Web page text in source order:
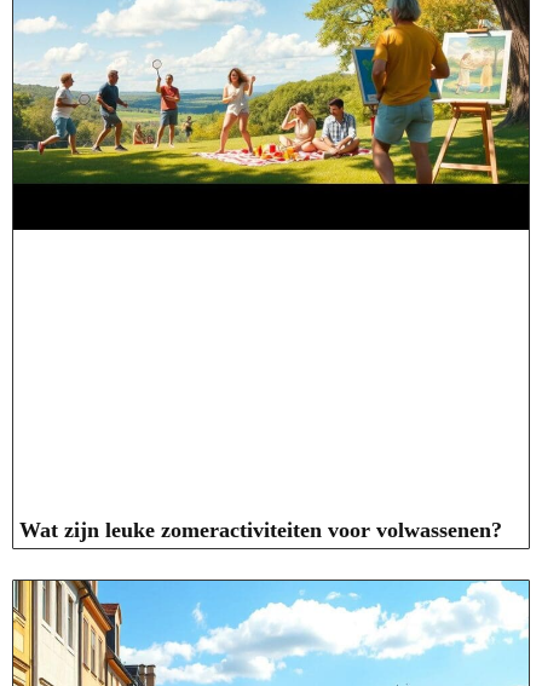
Wat zijn leuke zomeractiviteiten voor volwassenen?